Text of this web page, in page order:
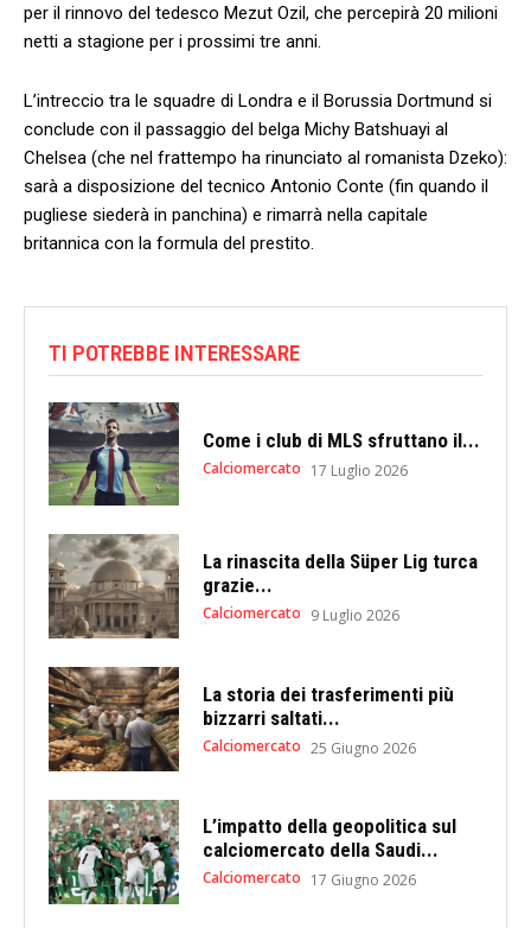
per il rinnovo del tedesco Mezut Ozil, che percepirà 20 milioni
netti a stagione per i prossimi tre anni.
L’intreccio tra le squadre di Londra e il Borussia Dortmund si
conclude con il passaggio del belga Michy Batshuayi al
Chelsea (che nel frattempo ha rinunciato al romanista Dzeko):
sarà a disposizione del tecnico Antonio Conte (fin quando il
pugliese siederà in panchina) e rimarrà nella capitale
britannica con la formula del prestito.
TI POTREBBE INTERESSARE
Come i club di MLS sfruttano il...
Calciomercato 17 Luglio 2026
La rinascita della Süper Lig turca
grazie...
Calciomercato 9 Luglio 2026
La storia dei trasferimenti più
bizzarri saltati...
Calciomercato 25 Giugno 2026
L’impatto della geopolitica sul
calciomercato della Saudi...
Calciomercato 17 Giugno 2026